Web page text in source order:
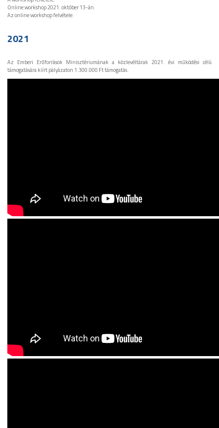
Online workshop 2021. október 13-án.
Az online workshop felvétele:
2021
Az Emberi Erőforrások Minisztériumának a közlevéltárak 2021. évi működési célú
támogatására kiírt pályázaton 1.300.000 Ft támogatás.